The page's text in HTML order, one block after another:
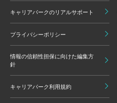
キャリアパークのリアルサポート
プライバシーポリシー
情報の信頼性担保に向けた編集方
針
キャリアパーク利用規約